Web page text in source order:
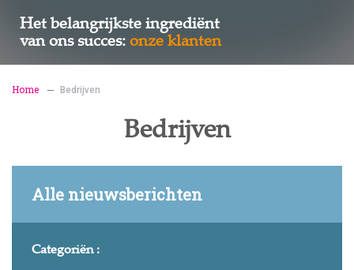
Het belangrijkste ingrediënt
van ons succes:onze klanten
Home Bedrijven
Bedrijven
Alle nieuwsberichten
Categoriën :